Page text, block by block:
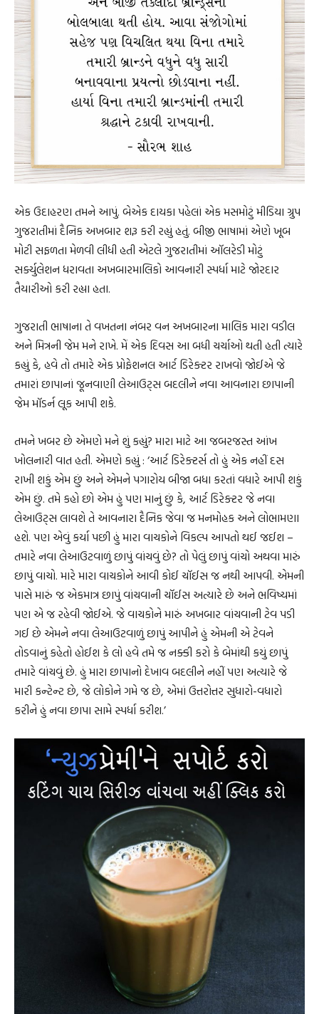
એક ઉદાહરણ તમને આપું. બેએક દાયકા પહેલાં એક મસમોટું મીડિયા ગ્રુપ
ગુજરાતીમાં દૈનિક અખબાર શરૂ કરી રહ્યું હતું. બીજી ભાષામાં એણે ખૂબ
મોટી સફળતા મેળવી લીધી હતી એટલે ગુજરાતીમાં ઑલરેડી મોટું
સર્ક્યુલેશન ધરાવતા અખબારમાલિકો આવનારી સ્પર્ધા માટે જોરદાર
તૈયારીઓ કરી રહ્યા હતા.
ગુજરાતી ભાષાના તે વખતના નંબર વન અખબારના માલિક મારા વડીલ
અને મિત્રની જેમ મને રાખે. મેં એક દિવસ આ બધી ચર્ચાઓ થતી હતી ત્યારે
કહ્યું કે, હવે તો તમારે એક પ્રોફેશનલ આર્ટ ડિરેક્ટર રાખવો જોઈએ જે
તમારાં છાપાનાં જૂનવાણી લેઆઉટ્સ બદલીને નવા આવનારા છાપાની
જેમ મૉડર્ન લૂક આપી શકે.
તમને ખબર છે એમણે મને શું કહ્યું? મારા માટે આ જબરજસ્ત આંખ
ખોલનારી વાત હતી. એમણે કહ્યું : ‘આર્ટ ડિરેક્ટર્સ તો હું એક નહીં દસ
રાખી શકું એમ છું અને એમને પગારોય બીજા બધા કરતાં વધારે આપી શકું
એમ છું. તમે કહો છો એમ હું પણ માનું છું કે, આર્ટ ડિરેક્ટર જે નવા
લેઆઉટ્સ લાવશે તે આવનારા દૈનિક જેવા જ મનમોહક અને લોભામણા
હશે. પણ એવું કર્યા પછી હું મારા વાચકોને વિકલ્પ આપતો થઈ જઈશ –
તમારે નવા લેઆઉટવાળું છાપું વાંચવું છે? તો પેલું છાપું વાંચો અથવા મારું
છાપું વાચો. મારે મારા વાચકોને આવી કોઈ ચૉઈસ જ નથી આપવી. એમની
પાસે મારું જ એકમાત્ર છાપું વાંચવાની ચૉઈસ અત્યારે છે અને ભવિષ્યમાં
પણ એ જ રહેવી જોઈએ. જે વાચકોને મારું અખબાર વાંચવાની ટેવ પડી
ગઈ છે એમને નવા લેઆઉટવાળું છાપું આપીને હું એમની એ ટેવને
તોડવાનું કહેતો હોઈશ કે લો હવે તમે જ નક્કી કરો કે બેમાંથી કયું છાપું
તમારે વાંચવું છે. હું મારા છાપાનો દેખાવ બદલીને નહીં પણ અત્યારે જે
મારી કન્ટેન્ટ છે, જે લોકોને ગમે જ છે, એમાં ઉત્તરોત્તર સુધારો-વધારો
કરીને હું નવા છાપા સામે સ્પર્ધા કરીશ.’